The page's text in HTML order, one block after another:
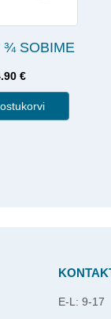
¾ SOBIME
€
E-L: 9-17